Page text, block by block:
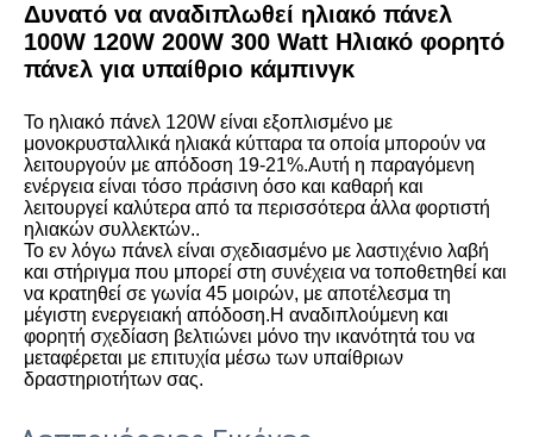
Δυνατό να αναδιπλωθεί ηλιακό πάνελ
100W 120W 200W 300 Watt Ηλιακό φορητό
πάνελ για υπαίθριο κάμπινγκ
Το ηλιακό πάνελ 120W είναι εξοπλισμένο με
μονοκρυσταλλικά ηλιακά κύτταρα τα οποία μπορούν να
λειτουργούν με απόδοση 19-21%.Αυτή η παραγόμενη
ενέργεια είναι τόσο πράσινη όσο και καθαρή και
λειτουργεί καλύτερα από τα περισσότερα άλλα φορτιστή
ηλιακών συλλεκτών..
Το εν λόγω πάνελ είναι σχεδιασμένο με λαστιχένιο λαβή
και στήριγμα που μπορεί στη συνέχεια να τοποθετηθεί και
να κρατηθεί σε γωνία 45 μοιρών, με αποτέλεσμα τη
μέγιστη ενεργειακή απόδοση.Η αναδιπλούμενη και
φορητή σχεδίαση βελτιώνει μόνο την ικανότητά του να
μεταφέρεται με επιτυχία μέσω των υπαίθριων
δραστηριοτήτων σας.